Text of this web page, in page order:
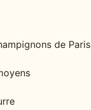
de Paris